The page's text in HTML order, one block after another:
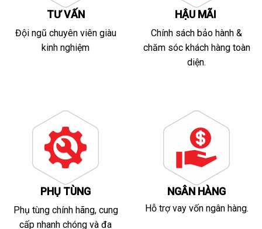
TƯ VẤN
Đội ngũ chuyên viên giàu
kinh nghiệm
HẬU MÃI
Chính sách bảo hành &
chăm sóc khách hàng toàn
diện.
PHỤ TÙNG
Phụ tùng chính hãng, cung
cấp nhanh chóng và đa
NGÂN HÀNG
Hỗ trợ vay vốn ngân hàng.